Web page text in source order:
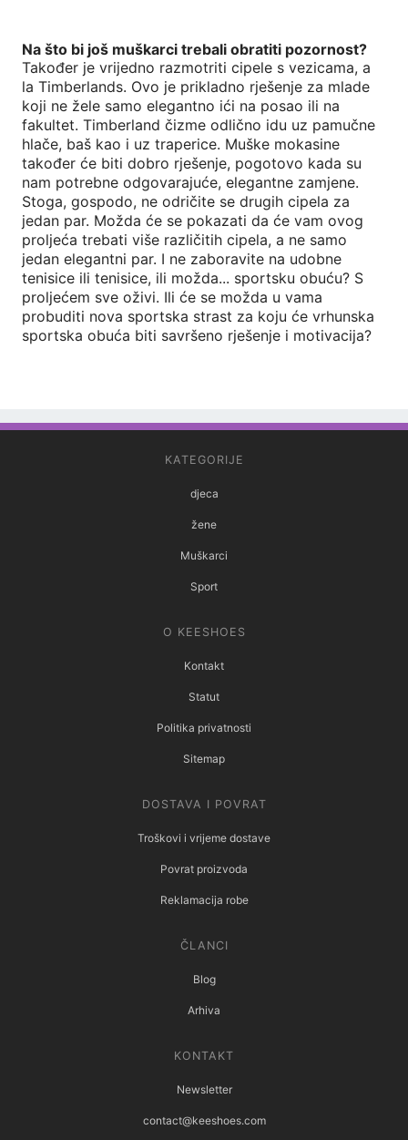
Na što bi još muškarci trebali obratiti pozornost?
Također je vrijedno razmotriti cipele s vezicama, a
la Timberlands. Ovo je prikladno rješenje za mlade
koji ne žele samo elegantno ići na posao ili na
fakultet. Timberland čizme odlično idu uz pamučne
hlače, baš kao i uz traperice. Muške mokasine
također će biti dobro rješenje, pogotovo kada su
nam potrebne odgovarajuće, elegantne zamjene.
Stoga, gospodo, ne odričite se drugih cipela za
jedan par. Možda će se pokazati da će vam ovog
proljeća trebati više različitih cipela, a ne samo
jedan elegantni par. I ne zaboravite na udobne
tenisice ili tenisice, ili možda... sportsku obuću? S
proljećem sve oživi. Ili će se možda u vama
probuditi nova sportska strast za koju će vrhunska
sportska obuća biti savršeno rješenje i motivacija?
KATEGORIJE
djeca
žene
Muškarci
Sport
O KEESHOES
Kontakt
Statut
Politika privatnosti
Sitemap
DOSTAVA I POVRAT
Troškovi i vrijeme dostave
Povrat proizvoda
Reklamacija robe
ČLANCI
Blog
Arhiva
KONTAKT
Newsletter
contact@keeshoes.com